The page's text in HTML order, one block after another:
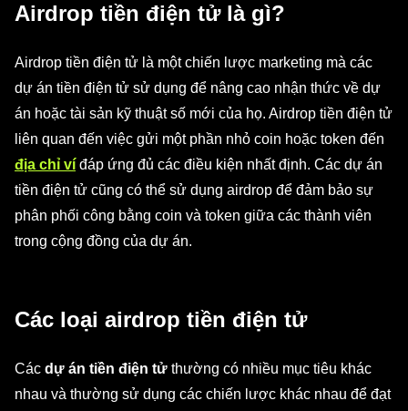
Airdrop tiền điện tử là gì?
Airdrop tiền điện tử là một chiến lược marketing mà các
dự án tiền điện tử sử dụng để nâng cao nhận thức về dự
án hoặc tài sản kỹ thuật số mới của họ. Airdrop tiền điện tử
liên quan đến việc gửi một phần nhỏ coin hoặc token đến
địa chỉ ví đáp ứng đủ các điều kiện nhất định. Các dự án
tiền điện tử cũng có thể sử dụng airdrop để đảm bảo sự
phân phối công bằng coin và token giữa các thành viên
trong cộng đồng của dự án.
Các loại airdrop tiền điện tử
Các dự án tiền điện tử thường có nhiều mục tiêu khác
nhau và thường sử dụng các chiến lược khác nhau để đạt